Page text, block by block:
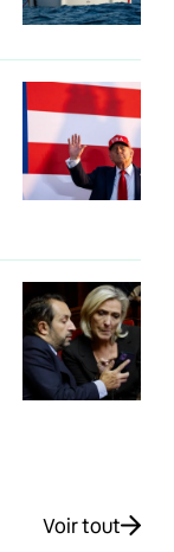
Voir tout